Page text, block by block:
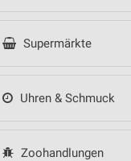
Supermärkte
Uhren & Schmuck
Zoohandlungen